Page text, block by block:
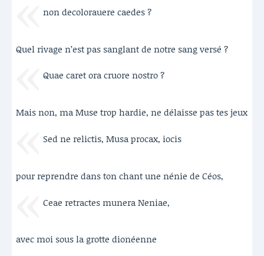
non decolorauere caedes ?
Quel rivage n’est pas sanglant de notre sang versé ?
Quae caret ora cruore nostro ?
Mais non, ma Muse trop hardie, ne délaisse pas tes jeux
Sed ne relictis, Musa procax, iocis
pour reprendre dans ton chant une nénie de Céos,
Ceae retractes munera Neniae,
avec moi sous la grotte dionéenne